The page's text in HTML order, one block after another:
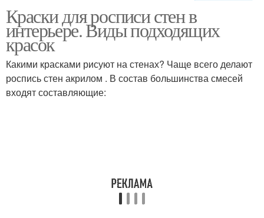
Ручная роспись Декоративная роспись
Краски для росписи стен в
интерьере. Виды подходящих
красок
Какими красками рисуют на стенах? Чаще всего делают
роспись стен акрилом . В состав большинства смесей
входят составляющие: